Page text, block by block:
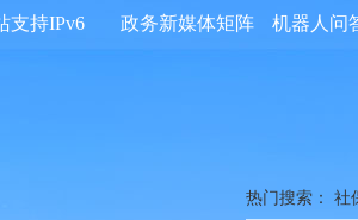
机器人问
政务新媒体矩阵
支持IPv6
热门搜索： 社